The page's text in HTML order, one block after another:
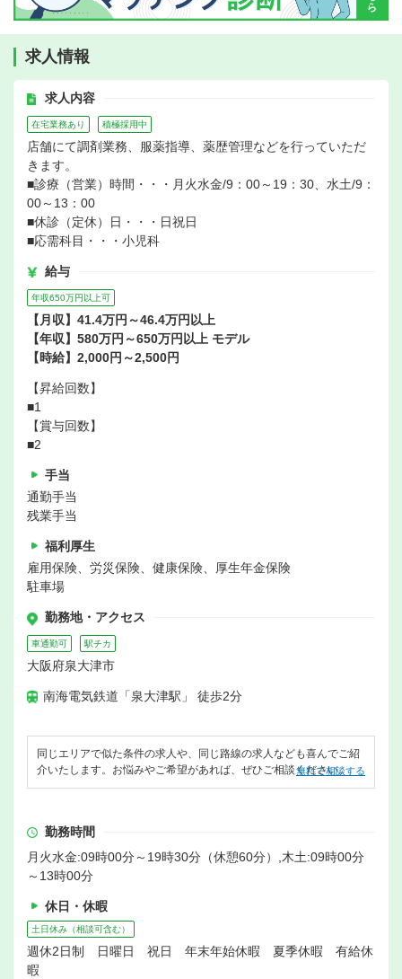
求人情報
求人内容
在宅業務あり 積極採用中
店舗にて調剤業務、服薬指導、薬歴管理などを行っていただ
きます。
■診療（営業）時間・・・月火水金/9：00～19：30、水土/9：
00～13：00
■休診（定休）日・・・日祝日
■応需科目・・・小児科
給与
年収650万円以上可
【月収】41.4万円～46.4万円以上
【年収】580万円～650万円以上 モデル
【時給】2,000円～2,500円
【昇給回数】
■1
【賞与回数】
■2
手当
通勤手当
残業手当
福利厚生
雇用保険、労災保険、健康保険、厚生年金保険
駐車場
勤務地・アクセス
車通勤可 駅チカ
大阪府泉大津市
南海電気鉄道「泉大津駅」 徒歩2分
同じエリアで似た条件の求人や、同じ路線の求人なども喜んでご紹
介いたします。お悩みやご希望があれば、ぜひご相談ください。
無料で相談する
勤務時間
月火水金:09時00分～19時30分（休憩60分）,木土:09時00分
～13時00分
休日・休暇
土日休み（相談可含む）
週休2日制 日曜日 祝日 年末年始休暇 夏季休暇 有給休
暇